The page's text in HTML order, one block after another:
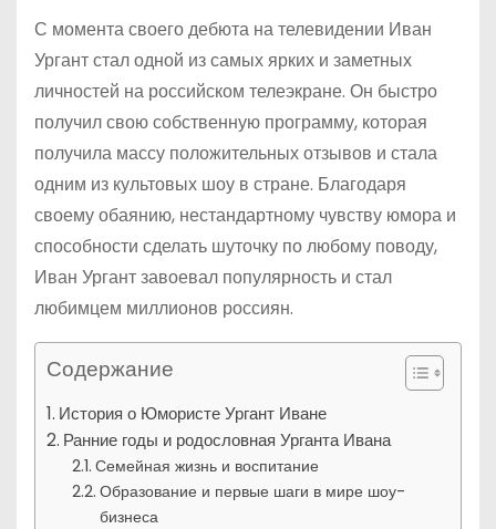
С момента своего дебюта на телевидении Иван
Ургант стал одной из самых ярких и заметных
личностей на российском телеэкране. Он быстро
получил свою собственную программу, которая
получила массу положительных отзывов и стала
одним из культовых шоу в стране. Благодаря
своему обаянию, нестандартному чувству юмора и
способности сделать шуточку по любому поводу,
Иван Ургант завоевал популярность и стал
любимцем миллионов россиян.
Содержание
История о Юмористе Ургант Иване
Ранние годы и родословная Урганта Ивана
Семейная жизнь и воспитание
Образование и первые шаги в мире шоу-
бизнеса